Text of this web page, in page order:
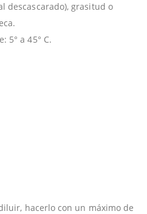
descascarado), grasitud o
5° a 45° C.
hacerlo con un máximo de